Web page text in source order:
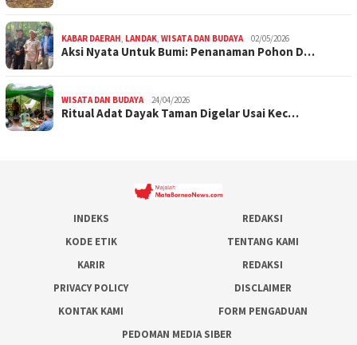
KABAR DAERAH, LANDAK, WISATA DAN BUDAYA 02/05/2026
Aksi Nyata Untuk Bumi: Penanaman Pohon D…
WISATA DAN BUDAYA 24/04/2026
Ritual Adat Dayak Taman Digelar Usai Kec…
INDEKS
REDAKSI
KODE ETIK
TENTANG KAMI
KARIR
REDAKSI
PRIVACY POLICY
DISCLAIMER
KONTAK KAMI
FORM PENGADUAN
PEDOMAN MEDIA SIBER